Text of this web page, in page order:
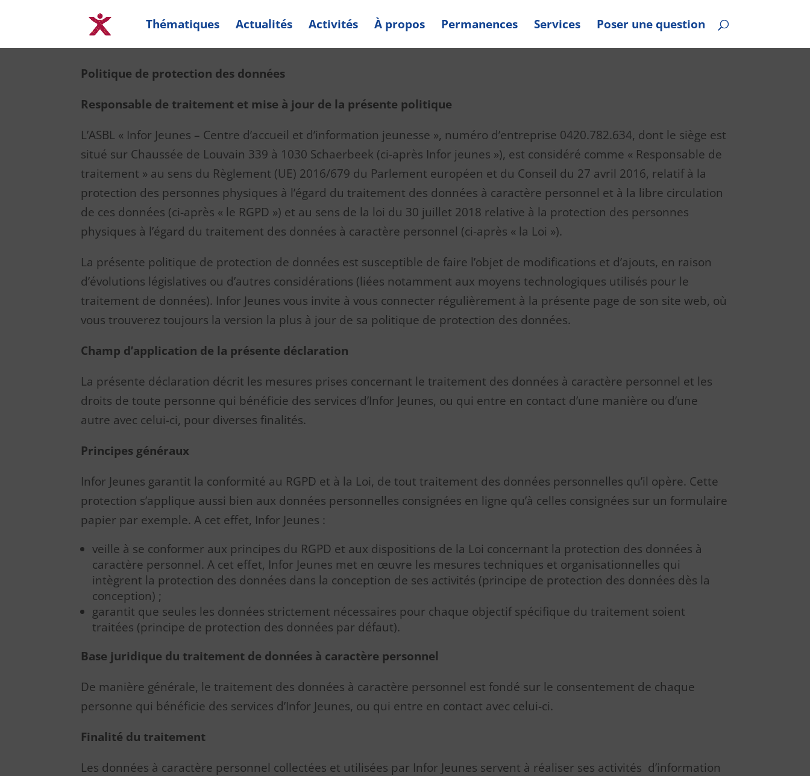
Thématiques Actualités Activités À propos Permanences Services Poser une question
Politique de protection des données
Responsable de traitement et mise à jour de la présente politique
L’ASBL « Infor Jeunes – Centre d’accueil et d’information jeunesse », numéro d’entreprise 0420.782.634, dont le siège est
situé sur Chaussée de Louvain 339 à 1030 Schaerbeek (ci-après Infor jeunes »), est considéré comme « Responsable de
traitement » au sens du Règlement (UE) 2016/679 du Parlement européen et du Conseil du 27 avril 2016, relatif à la
protection des personnes physiques à l’égard du traitement des données à caractère personnel et à la libre circulation
de ces données (ci-après « le RGPD ») et au sens de la loi du 30 juillet 2018 relative à la protection des personnes
physiques à l’égard du traitement des données à caractère personnel (ci-après « la Loi »).
La présente politique de protection de données est susceptible de faire l’objet de modifications et d’ajouts, en raison
d’évolutions législatives ou d’autres considérations (liées notamment aux moyens technologiques utilisés pour le
traitement de données). Infor Jeunes vous invite à vous connecter régulièrement à la présente page de son site web, où
vous trouverez toujours la version la plus à jour de sa politique de protection des données.
Champ d’application de la présente déclaration
La présente déclaration décrit les mesures prises concernant le traitement des données à caractère personnel et les
droits de toute personne qui bénéficie des services d’Infor Jeunes, ou qui entre en contact d’une manière ou d’une
autre avec celui-ci, pour diverses finalités.
Principes généraux
Infor Jeunes garantit la conformité au RGPD et à la Loi, de tout traitement des données personnelles qu’il opère. Cette
protection s’applique aussi bien aux données personnelles consignées en ligne qu’à celles consignées sur un formulaire
papier par exemple. A cet effet, Infor Jeunes :
veille à se conformer aux principes du RGPD et aux dispositions de la Loi concernant la protection des données à
caractère personnel. A cet effet, Infor Jeunes met en œuvre les mesures techniques et organisationnelles qui
intègrent la protection des données dans la conception de ses activités (principe de protection des données dès la
conception) ;
garantit que seules les données strictement nécessaires pour chaque objectif spécifique du traitement soient
traitées (principe de protection des données par défaut).
Base juridique du traitement de données à caractère personnel
De manière générale, le traitement des données à caractère personnel est fondé sur le consentement de chaque
personne qui bénéficie des services d’Infor Jeunes, ou qui entre en contact avec celui-ci.
Finalité du traitement
Les données à caractère personnel collectées et utilisées par Infor Jeunes servent à réaliser ses activités d’information